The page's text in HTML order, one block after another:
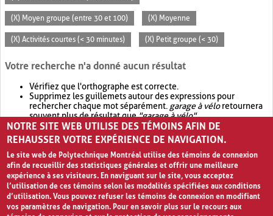
(X) Moyen groupe (entre 30 et 100) (X) Moyenne
(X) Activités courtes (< 30 minutes) (X) Petit groupe (< 30)
Votre recherche n'a donné aucun résultat
Vérifiez que l'orthographe est correcte.
Supprimez les guillemets autour des expressions pour
rechercher chaque mot séparément. garage à véloretournera
souvent plus de résultat que"garage à vélo".
Envisagez d'élargir votre recherche avec OR.garage OR vélo
retournera souvent plus de résultat quegarage à vélo
NOTRE SITE WEB UTILISE DES TÉMOINS AFIN DE
REHAUSSER VOTRE EXPÉRIENCE DE NAVIGATION.
Le site web de Polytechnique Montréal utilise des témoins de connexion
afin de recueillir des statistiques générales et offrir une meilleure
expérience à ses visiteurs. En naviguant sur le site, vous acceptez
l’utilisation de ces témoins selon les modalités spécifiées aux conditions
d’utilisation. Vous pouvez refuser les témoins de connexion en modifiant
vos paramètres de navigation. Pour en savoir plus sur le recours aux